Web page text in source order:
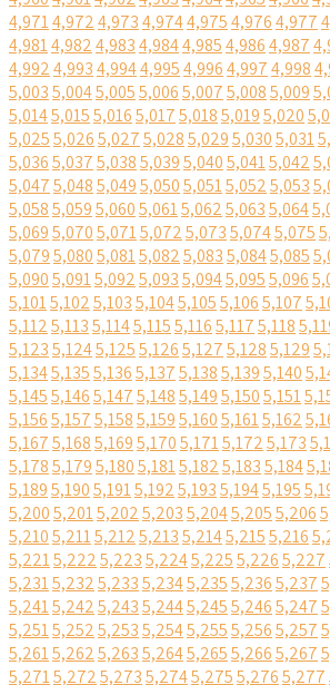
4,9714,9724,9734,9744,9754,9764,977
4,9814,9824,9834,9844,9854,9864,987
4,9924,9934,9944,9954,9964,9974,998
5,0035,0045,0055,0065,0075,0085,009
5,0145,0155,0165,0175,0185,0195,020
5,0255,0265,0275,0285,0295,0305,031
5,0365,0375,0385,0395,0405,0415,042
5,0475,0485,0495,0505,0515,0525,053
5,0585,0595,0605,0615,0625,0635,064
5,0695,0705,0715,0725,0735,0745,075
5,0795,0805,0815,0825,0835,0845,085
5,0905,0915,0925,0935,0945,0955,096
5,1015,1025,1035,1045,1055,1065,107
5,1125,1135,1145,1155,1165,1175,118
5,1235,1245,1255,1265,1275,1285,129
5,1345,1355,1365,1375,1385,1395,140
5,1455,1465,1475,1485,1495,1505,151
5,1565,1575,1585,1595,1605,1615,162
5,1675,1685,1695,1705,1715,1725,173
5,1785,1795,1805,1815,1825,1835,184
5,1895,1905,1915,1925,1935,1945,195
5,2005,2015,2025,2035,2045,2055,206
5,2105,2115,2125,2135,2145,2155,216
5,2215,2225,2235,2245,2255,2265,227
5,2315,2325,2335,2345,2355,2365,237
5,2415,2425,2435,2445,2455,2465,247
5,2515,2525,2535,2545,2555,2565,257
5,2615,2625,2635,2645,2655,2665,267
5,2715,2725,2735,2745,2755,2765,277